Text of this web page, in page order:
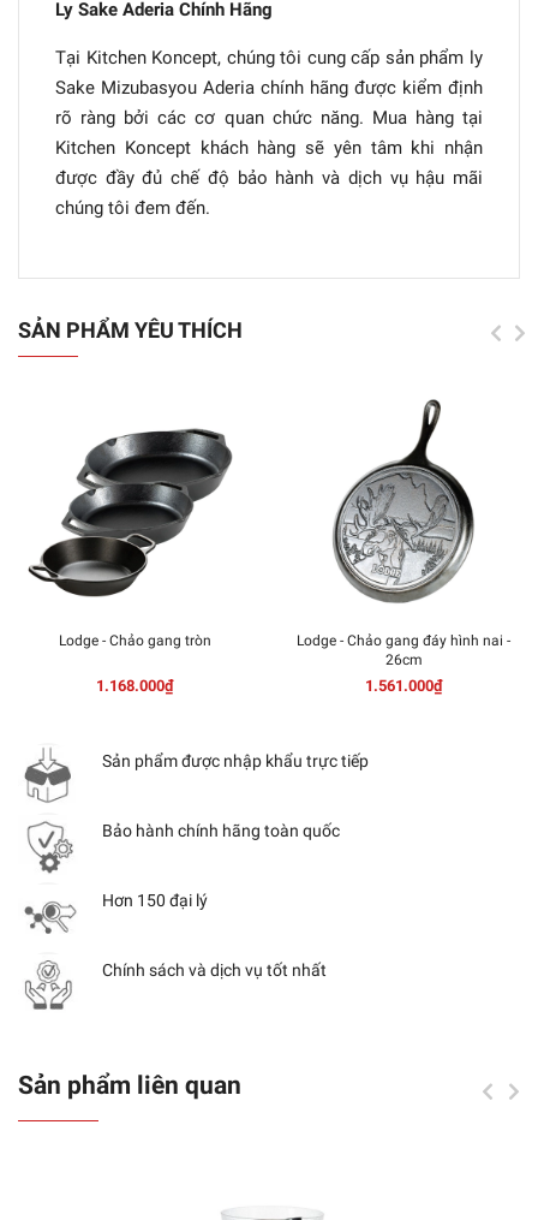
Ly Sake Aderia Chính Hãng
Tại Kitchen Koncept, chúng tôi cung cấp sản phẩm ly
Sake Mizubasyou Aderia chính hãng được kiểm định
rõ ràng bởi các cơ quan chức năng. Mua hàng tại
Kitchen Koncept khách hàng sẽ yên tâm khi nhận
được đầy đủ chế độ bảo hành và dịch vụ hậu mãi
chúng tôi đem đến.
SẢN PHẨM YÊU THÍCH
Lodge - Chảo gang tròn
1.168.000₫
Lodge - Chảo gang đáy hình nai -
26cm
1.561.000₫
Sản phẩm được nhập khẩu trực tiếp
Bảo hành chính hãng toàn quốc
Hơn 150 đại lý
Chính sách và dịch vụ tốt nhất
Sản phẩm liên quan